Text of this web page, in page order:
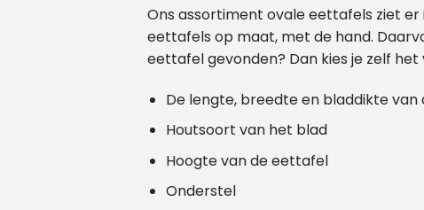
Ons assortiment ovale eettafels ziet
eettafels op maat, met de hand.
eettafel gevonden? Dan kies je zelf het
De lengte, breedte en bladdikte van
Houtsoort van het blad
Hoogte van de eettafel
Onderstel